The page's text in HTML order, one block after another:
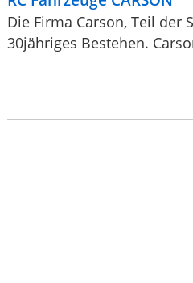
Die Firma Carson, Teil der
30jähriges Bestehen.